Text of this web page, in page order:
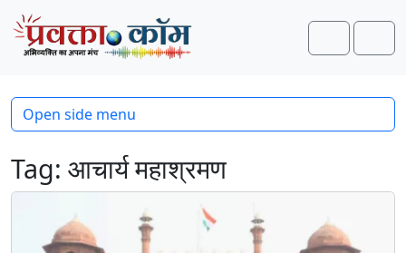
Skip to content
Skip to footer
Search
Tag: आचार्य महाश्रमण
Open side menu